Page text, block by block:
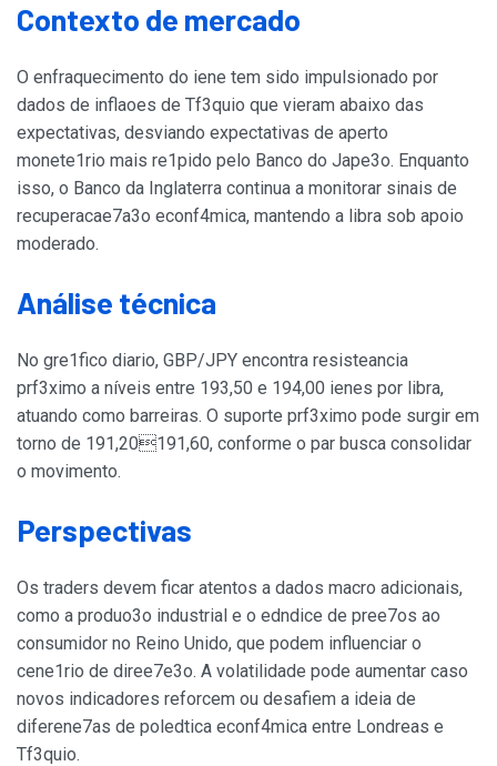
Contexto de mercado
O enfraquecimento do iene tem sido impulsionado por
dados de inflaoes de Tf3quio que vieram abaixo das
expectativas, desviando expectativas de aperto
monete1rio mais re1pido pelo Banco do Jape3o. Enquanto
isso, o Banco da Inglaterra continua a monitorar sinais de
recuperacae7a3o econf4mica, mantendo a libra sob apoio
moderado.
Análise técnica
No gre1fico diario, GBP/JPY encontra resisteancia
prf3ximo a níveis entre 193,50 e 194,00 ienes por libra,
atuando como barreiras. O suporte prf3ximo pode surgir em
torno de 191,20191,60, conforme o par busca consolidar
o movimento.
Perspectivas
Os traders devem ficar atentos a dados macro adicionais,
como a produo3o industrial e o edndice de pree7os ao
consumidor no Reino Unido, que podem influenciar o
cene1rio de diree7e3o. A volatilidade pode aumentar caso
novos indicadores reforcem ou desafiem a ideia de
diferene7as de poledtica econf4mica entre Londreas e
Tf3quio.